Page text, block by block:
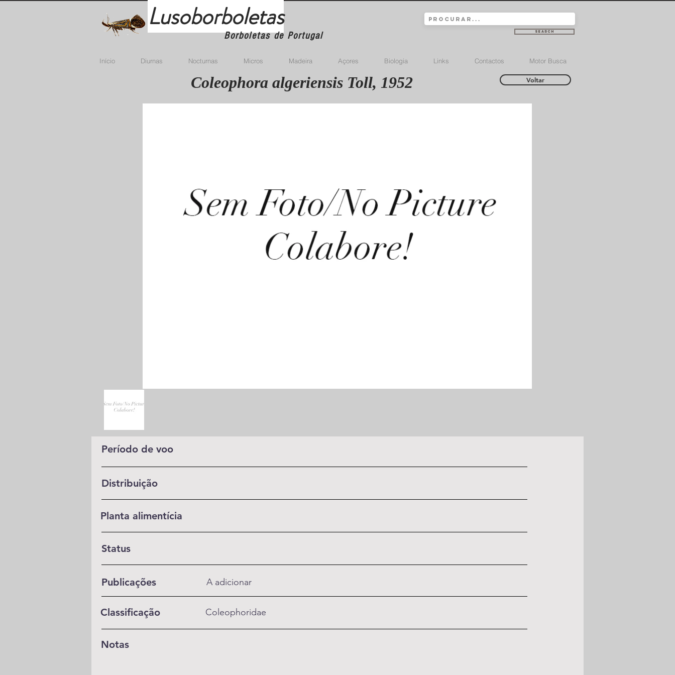
Lusoborboletas
Borboletas de Portugal Search
Início Diurnas Nocturnas Micros Madeira Açores Biologia Links Contactos Motor Busca
Coleophora algeriensis Toll, 1952 Voltar
Período de voo
Distribuição
Planta alimentícia
Status
Publicações A adicionar
Classificação Coleophoridae
Notas